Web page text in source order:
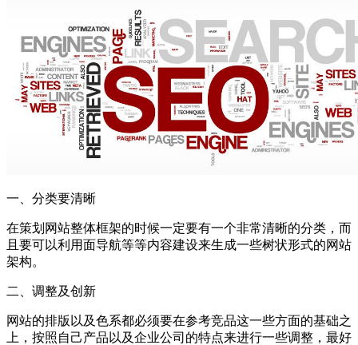
一、分类要清晰
在策划网站整体框架的时候一定要有一个非常清晰的分类，而
且要可以利用面导航等等内容建设来生成一些树状形式的网站
架构。
二、调整及创新
网站的排版以及色系都必须要在参考竞品这一些方面的基础之
上，按照自己产品以及企业公司的特点来进行一些调整，最好